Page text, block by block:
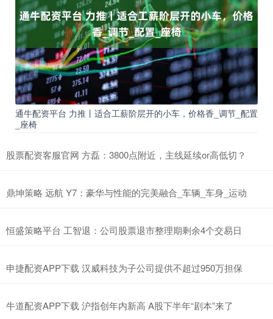
通牛配资平台 力推丨适合工薪阶层开的小车，价格香_调节_配置
_座椅
股票配资客服官网 方磊：3800点附近，主线延续or高低切？
鼎坤策略 远航 Y7：豪华与性能的完美融合​_车辆_车身_运动
恒盛策略平台 工智退：公司股票退市整理期剩余4个交易日
申捷配资APP下载 汉威科技为子公司提供不超过950万担保
牛道配资APP下载 沪指创年内新高 A股下半年“剧本”来了